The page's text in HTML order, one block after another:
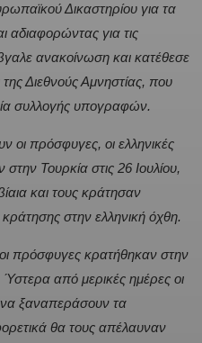
Δικαστηρίου για τα
αδιαφορώντας για τις
ανακοίνωση και κατέθεσε
Διεθνούς Αμνηστίας, που
συλλογής υπογραφών.
οι πρόσφυγες, οι ελληνικές
Τουρκία στις 26 Ιουλίου,
και τους κράτησαν
στην ελληνική όχθη.
πρόσφυγες κρατήθηκαν στην
από μερικές ημέρες οι
να ξαναπεράσουν τα
θα τους απέλαυναν